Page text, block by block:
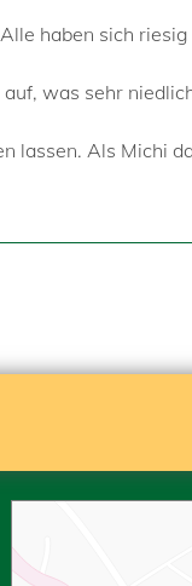
haben sich
was sehr
lassen. Als Michi